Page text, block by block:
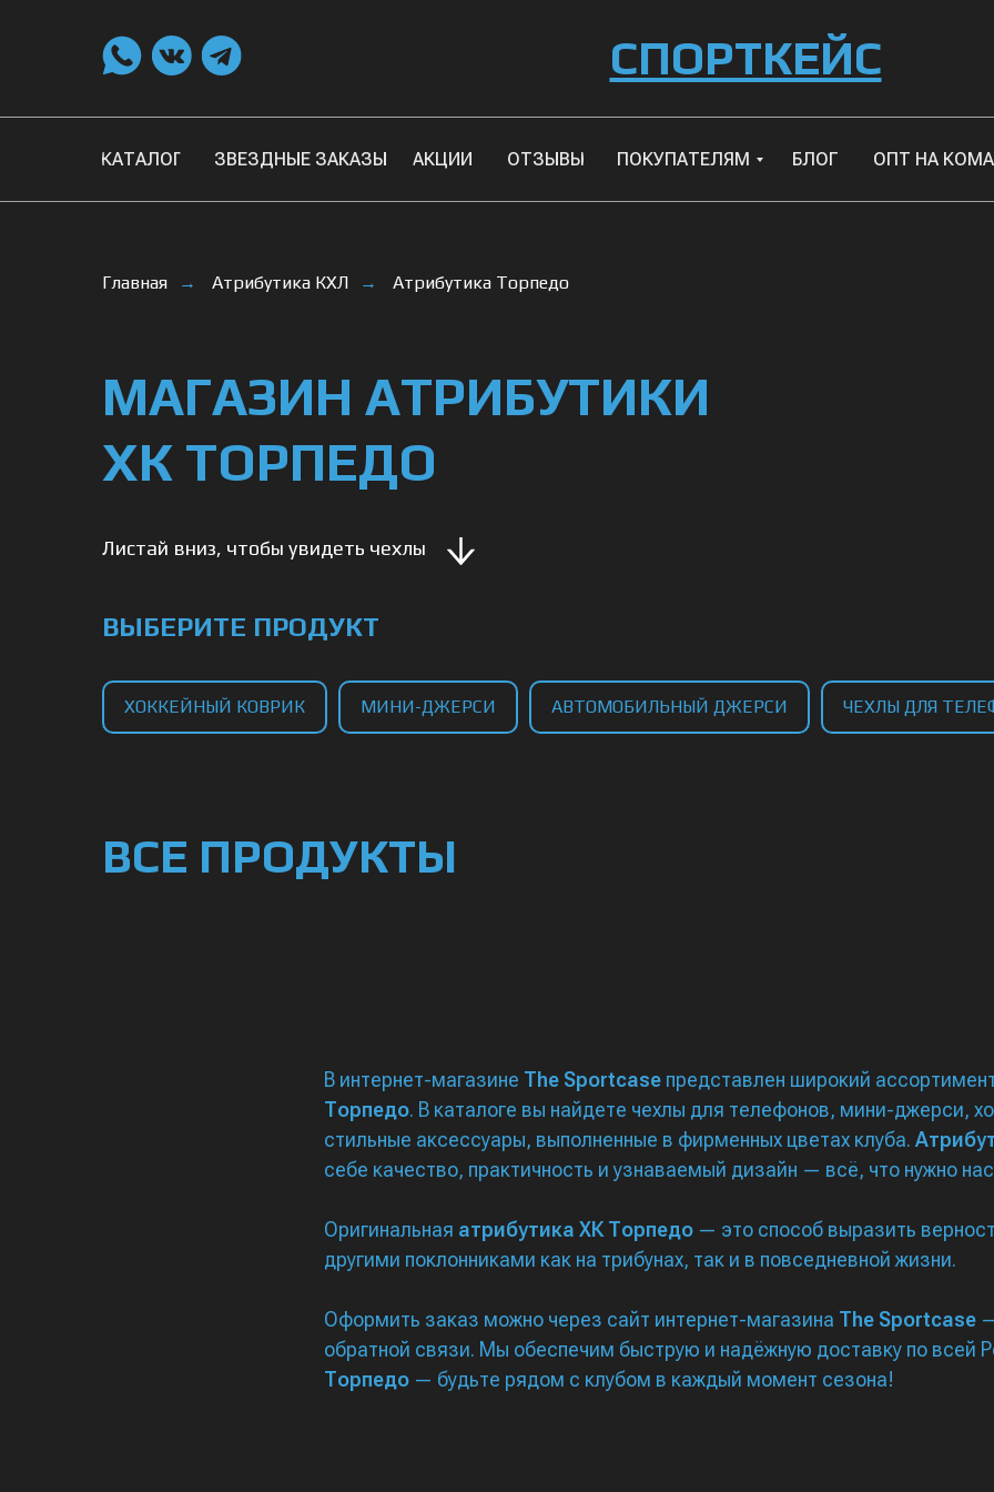
СПОРТКЕЙС
КАТАЛОГ АКЦИИ ОТЗЫВЫ ПОКУПАТЕЛЯМ ОПТ НА
БЛОГ
ЗВЕЗДНЫЕ ЗАКАЗЫ
Главная → Атрибутика КХЛ → Атрибутика Торпедо
МАГАЗИН АТРИБУТИКИ
ХК ТОРПЕДО
Листай вниз, чтобы увидеть чехлы
ВЫБЕРИТЕ ПРОДУКТ
ХОККЕЙНЫЙ КОВРИК МИНИ-ДЖЕРСИ АВТОМОБИЛЬНЫЙ ДЖЕРСИ ЧЕХЛЫ ДЛЯ
ВСЕ ПРОДУКТЫ
В интернет-магазине The Sportcase представлен широкий
Торпедо. В каталоге вы найдете чехлы для телефонов, мини-джерси,
стильные аксессуары, выполненные в фирменных цветах клуба.
себе качество, практичность и узнаваемый дизайн — всё, что нужно
Оригинальная атрибутика ХК Торпедо — это способ выразить
другими поклонниками как на трибунах, так и в повседневной жизни.
Оформить заказ можно через сайт интернет-магазина The Sportcase
обратной связи. Мы обеспечим быструю и надёжную доставку по всей
Торпедо — будьте рядом с клубом в каждый момент сезона!